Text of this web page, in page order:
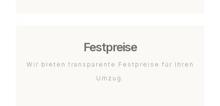
Festpreise
Wir bieten transparente Festpreise für Ihren
Umzug.